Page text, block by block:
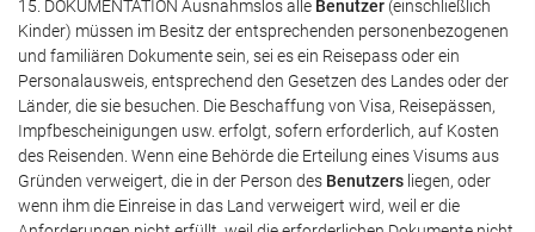
15. DOKUMENTATION Ausnahmslos alle Benutzer (einschließlich
Kinder) müssen im Besitz der entsprechenden personenbezogenen
und familiären Dokumente sein, sei es ein Reisepass oder ein
Personalausweis, entsprechend den Gesetzen des Landes oder der
Länder, die sie besuchen. Die Beschaffung von Visa, Reisepässen,
Impfbescheinigungen usw. erfolgt, sofern erforderlich, auf Kosten
des Reisenden. Wenn eine Behörde die Erteilung eines Visums aus
Gründen verweigert, die in der Person des Benutzers liegen, oder
wenn ihm die Einreise in das Land verweigert wird, weil er die